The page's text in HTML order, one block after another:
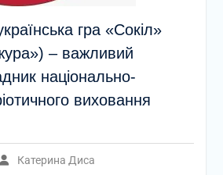
гра «Сокіл»
– важливий
національно-
виховання
Катерина Диса